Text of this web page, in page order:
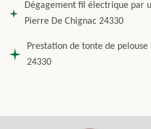
Dégagement fil électrique par
Pierre De Chignac 24330
Prestation de tonte de
24330